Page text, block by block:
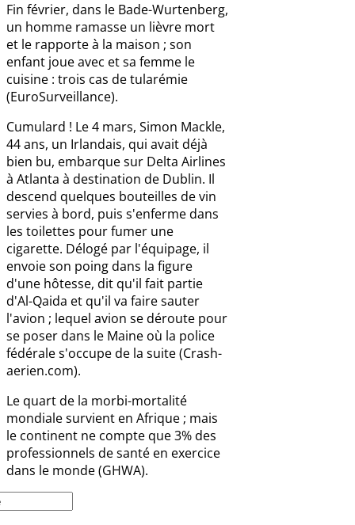
Fin février, dans le Bade-Wurtenberg,
un homme ramasse un lièvre mort
et le rapporte à la maison ; son
enfant joue avec et sa femme le
cuisine : trois cas de tularémie
(EuroSurveillance).
Cumulard ! Le 4 mars, Simon Mackle,
44 ans, un Irlandais, qui avait déjà
bien bu, embarque sur Delta Airlines
à Atlanta à destination de Dublin. Il
descend quelques bouteilles de vin
servies à bord, puis s'enferme dans
les toilettes pour fumer une
cigarette. Délogé par l'équipage, il
envoie son poing dans la figure
d'une hôtesse, dit qu'il fait partie
d'Al-Qaida et qu'il va faire sauter
l'avion ; lequel avion se déroute pour
se poser dans le Maine où la police
fédérale s'occupe de la suite (Crash-
aerien.com).
Le quart de la morbi-mortalité
mondiale survient en Afrique ; mais
le continent ne compte que 3% des
professionnels de santé en exercice
dans le monde (GHWA).